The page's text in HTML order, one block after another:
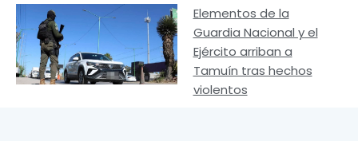
Elementos de la
Guardia Nacional y el
Ejército arriban a
Tamuín tras hechos
violentos